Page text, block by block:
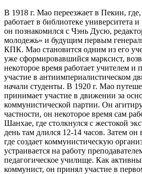
В 1918 г. Мао переезжает в Пекин,
работает в библиотеке университета
он познакомился с Чэнь Дусю,
молодежь» и будущим первым
КПК. Мао становится одним из его
уже сформировавшийся марксист,
некоторое время работает учителем и
участие в антиимпериалистическом
начали студенты. В 1920 г. Мао
принимает участие в движении за
коммунистической партии. Он
частности, он некоторое время сам
Шанхае, где столкнулся с жестокой
день там длился 12-14 часов. Затем он
где создает коммунистическую
устраивается на работу
педагогическое училище. Как
коммунист, он принял участие в